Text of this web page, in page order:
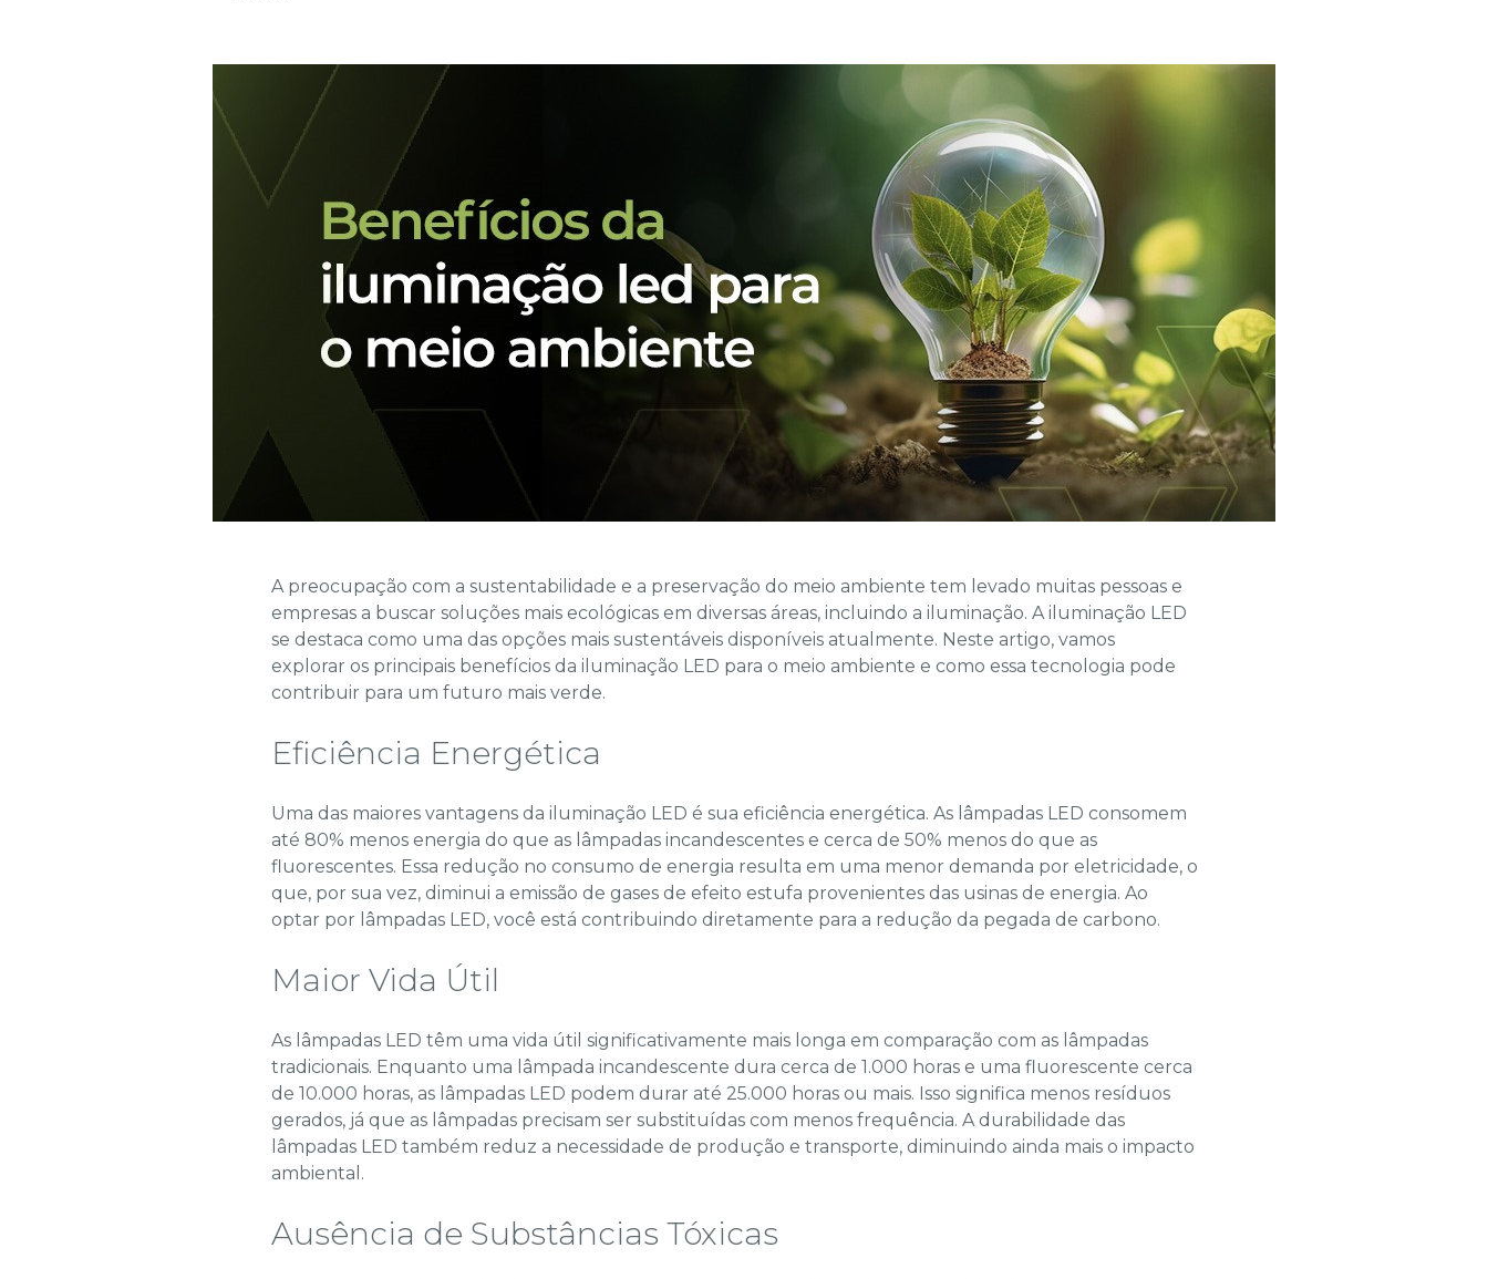
A preocupação com a sustentabilidade e a preservação do meio ambiente tem levado muitas pessoas e
empresas a buscar soluções mais ecológicas em diversas áreas, incluindo a iluminação. A iluminação LED
se destaca como uma das opções mais sustentáveis disponíveis atualmente. Neste artigo, vamos
explorar os principais benefícios da iluminação LED para o meio ambiente e como essa tecnologia pode
contribuir para um futuro mais verde.
Eficiência Energética
Uma das maiores vantagens da iluminação LED é sua eficiência energética. As lâmpadas LED consomem
até 80% menos energia do que as lâmpadas incandescentes e cerca de 50% menos do que as
fluorescentes. Essa redução no consumo de energia resulta em uma menor demanda por eletricidade, o
que, por sua vez, diminui a emissão de gases de efeito estufa provenientes das usinas de energia. Ao
optar por lâmpadas LED, você está contribuindo diretamente para a redução da pegada de carbono.
Maior Vida Útil
As lâmpadas LED têm uma vida útil significativamente mais longa em comparação com as lâmpadas
tradicionais. Enquanto uma lâmpada incandescente dura cerca de 1.000 horas e uma fluorescente cerca
de 10.000 horas, as lâmpadas LED podem durar até 25.000 horas ou mais. Isso significa menos resíduos
gerados, já que as lâmpadas precisam ser substituídas com menos frequência. A durabilidade das
lâmpadas LED também reduz a necessidade de produção e transporte, diminuindo ainda mais o impacto
ambiental.
Ausência de Substâncias Tóxicas